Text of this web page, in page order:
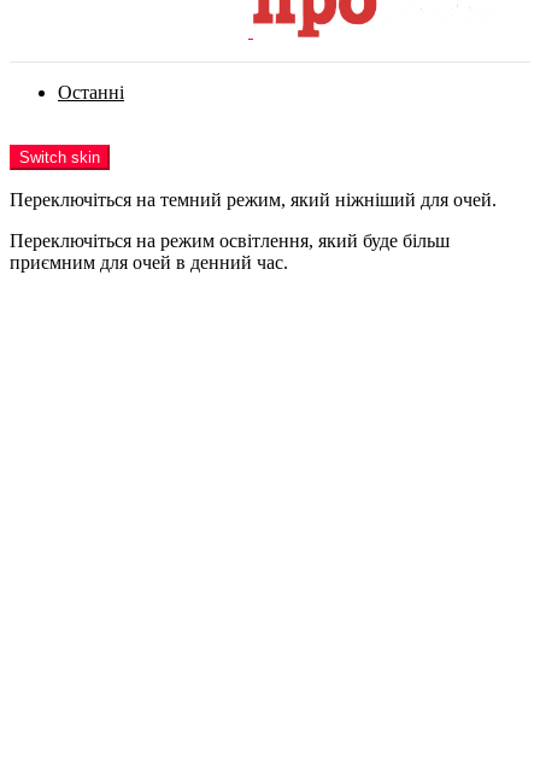
Останні
Switch skin
Переключіться на темний режим, який ніжніший для очей.
Переключіться на режим освітлення, який буде більш
приємним для очей в денний час.